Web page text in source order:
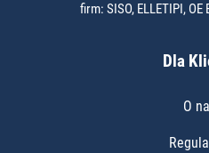
firm: SISO, ELLETIPI, OE
Dla
O